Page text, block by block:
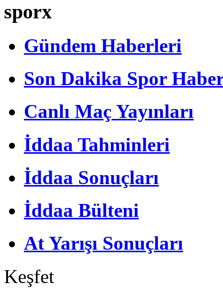
sporx
Gündem Haberleri
Son Dakika Spor
Canlı Maç Yayınları
İddaa Tahminleri
İddaa Sonuçları
İddaa Bülteni
At Yarışı Sonuçları
Keşfet